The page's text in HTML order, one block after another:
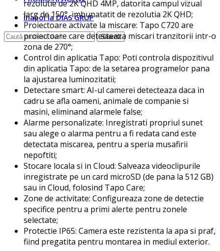
Înapoi la DIAS GRUP
Search
rezolutie de 2K QHD 4MP, datorita campul vizual
larg de 150°, imbunatatit de rezolutia 2K QHD;
Proiectoare activate la miscare: Tapo C720 are
proiectoare care detecteaza miscari tranzitorii intr-o
zona de 270°;
Control din aplicatia Tapo: Poti controla dispozitivul
din aplicatia Tapo: de la setarea programelor pana
la ajustarea luminozitatii;
Detectare smart: AI-ul camerei detecteaza daca in
cadru se afla oameni, animale de companie si
masini, eliminand alarmele false;
Alarme personalizate: Inregistrati propriul sunet
sau alege o alarma pentru a fi redata cand este
detectata miscarea, pentru a speria musafirii
nepoftiti;
Stocare locala si in Cloud: Salveaza videoclipurile
inregistrate pe un card microSD (de pana la 512 GB)
sau in Cloud, folosind Tapo Care;
Zone de activitate: Configureaza zone de detectie
specifice pentru a primi alerte pentru zonele
selectate;
Protectie IP65: Camera este rezistenta la apa si praf,
fiind pregatita pentru montarea in mediul exterior.